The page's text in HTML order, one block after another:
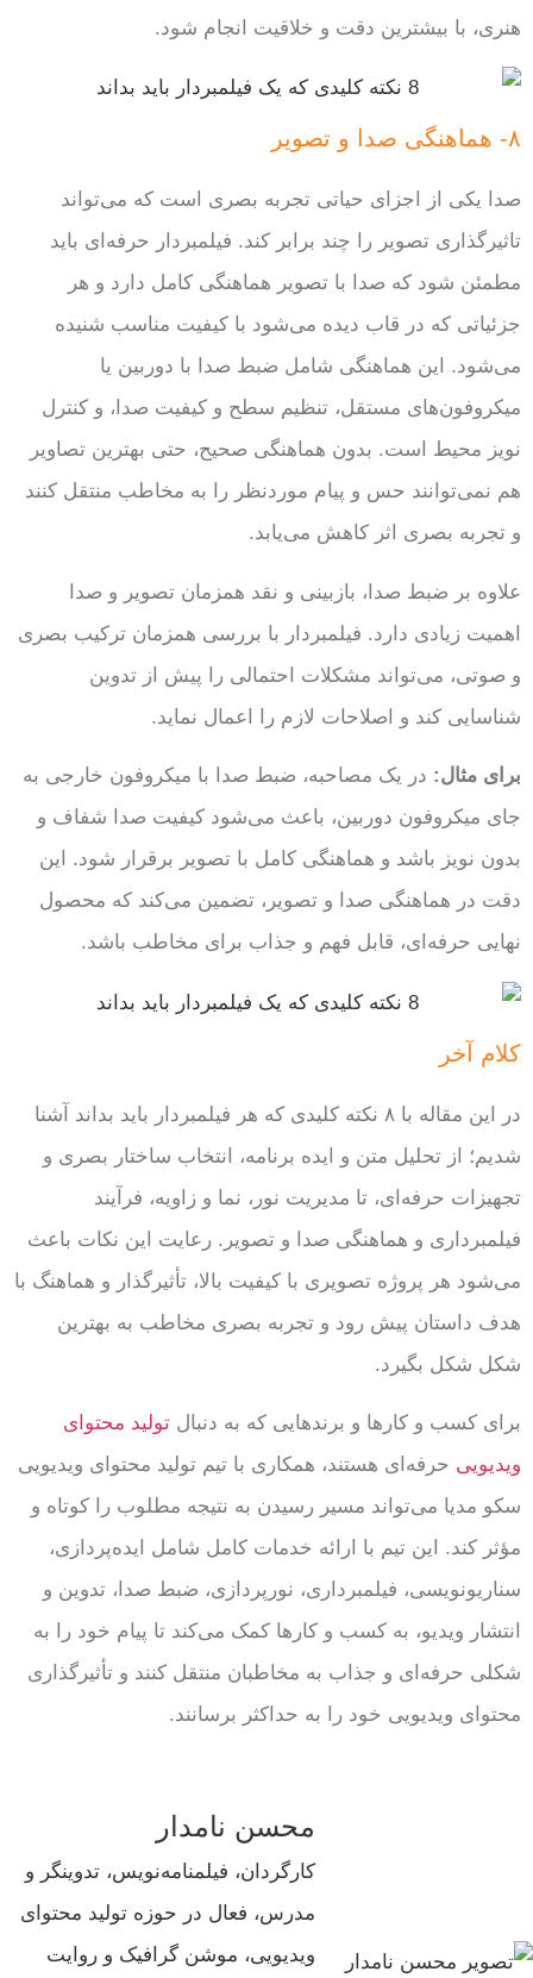
هنری، با بیشترین دقت و خلاقیت انجام شود.
۸- هماهنگی صدا و تصویر
صدا یکی از اجزای حیاتی تجربه بصری است که می‌تواند
تاثیرگذاری تصویر را چند برابر کند. فیلمبردار حرفه‌ای باید
مطمئن شود که صدا با تصویر هماهنگی کامل دارد و هر
جزئیاتی که در قاب دیده می‌شود با کیفیت مناسب شنیده
می‌شود. این هماهنگی شامل ضبط صدا با دوربین یا
میکروفون‌های مستقل، تنظیم سطح و کیفیت صدا، و کنترل
نویز محیط است. بدون هماهنگی صحیح، حتی بهترین تصاویر
هم نمی‌توانند حس و پیام موردنظر را به مخاطب منتقل کنند
و تجربه بصری اثر کاهش می‌یابد.
علاوه بر ضبط صدا، بازبینی و نقد همزمان تصویر و صدا
اهمیت زیادی دارد. فیلمبردار با بررسی همزمان ترکیب بصری
و صوتی، می‌تواند مشکلات احتمالی را پیش از تدوین
شناسایی کند و اصلاحات لازم را اعمال نماید.
برای مثال: در یک مصاحبه، ضبط صدا با میکروفون خارجی به
جای میکروفون دوربین، باعث می‌شود کیفیت صدا شفاف و
بدون نویز باشد و هماهنگی کامل با تصویر برقرار شود. این
دقت در هماهنگی صدا و تصویر، تضمین می‌کند که محصول
نهایی حرفه‌ای، قابل فهم و جذاب برای مخاطب باشد.
کلام آخر
در این مقاله با ۸ نکته کلیدی که هر فیلمبردار باید بداند آشنا
شدیم؛ از تحلیل متن و ایده برنامه، انتخاب ساختار بصری و
تجهیزات حرفه‌ای، تا مدیریت نور، نما و زاویه، فرآیند
فیلمبرداری و هماهنگی صدا و تصویر. رعایت این نکات باعث
می‌شود هر پروژه تصویری با کیفیت بالا، تأثیرگذار و هماهنگ با
هدف داستان پیش رود و تجربه بصری مخاطب به بهترین
شکل شکل بگیرد.
برای کسب و کارها و برندهایی که به دنبال تولید محتوای
ویدیویی حرفه‌ای هستند، همکاری با تیم تولید محتوای ویدیویی
سکو مدیا می‌تواند مسیر رسیدن به نتیجه مطلوب را کوتاه و
مؤثر کند. این تیم با ارائه خدمات کامل شامل ایده‌پردازی،
سناریونویسی، فیلمبرداری، نورپردازی، ضبط صدا، تدوین و
انتشار ویدیو، به کسب و کارها کمک می‌کند تا پیام خود را به
شکلی حرفه‌ای و جذاب به مخاطبان منتقل کنند و تأثیرگذاری
محتوای ویدیویی خود را به حداکثر برسانند.
محسن نامدار
کارگردان، فیلمنامه‌نویس، تدوینگر و
مدرس، فعال در حوزه تولید محتوای
ویدیویی، موشن گرافیک و روایت